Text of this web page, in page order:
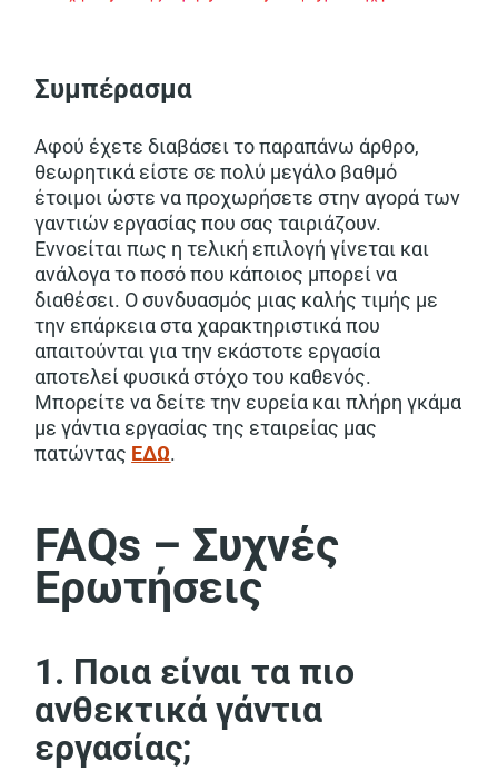
Συμπέρασμα
Αφού έχετε διαβάσει το παραπάνω άρθρο,
θεωρητικά είστε σε πολύ μεγάλο βαθμό
έτοιμοι ώστε να προχωρήσετε στην αγορά των
γαντιών εργασίας που σας ταιριάζουν.
Εννοείται πως η τελική επιλογή γίνεται και
ανάλογα το ποσό που κάποιος μπορεί να
διαθέσει. Ο συνδυασμός μιας καλής τιμής με
την επάρκεια στα χαρακτηριστικά που
απαιτούνται για την εκάστοτε εργασία
αποτελεί φυσικά στόχο του καθενός.
Μπορείτε να δείτε την ευρεία και πλήρη γκάμα
με γάντια εργασίας της εταιρείας μας
πατώντας ΕΔΩ.
FAQs – Συχνές
Ερωτήσεις
1. Ποια είναι τα πιο
ανθεκτικά γάντια
εργασίας;